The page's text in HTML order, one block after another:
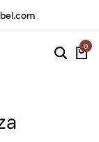
0